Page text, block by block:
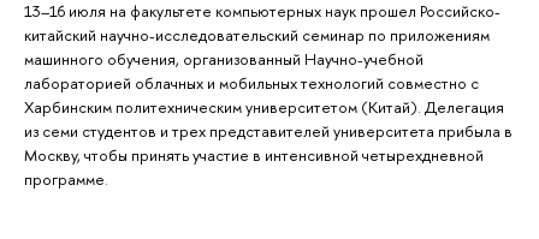
13–16 июля на факультете компьютерных наук прошел Российско-
китайский научно-исследовательский семинар по приложениям
машинного обучения, организованный Научно-учебной
лабораторией облачных и мобильных технологий совместно с
Харбинским политехническим университетом (Китай). Делегация
из семи студентов и трех представителей университета прибыла в
Москву, чтобы принять участие в интенсивной четырехдневной
программе.